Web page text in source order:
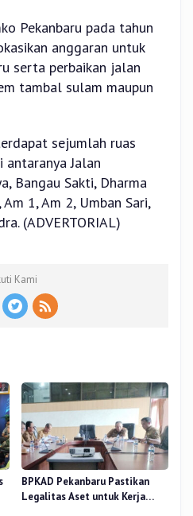
Pekanbaru pada tahun
anggaran untuk
serta perbaikan jalan
tambal sulam maupun
sejumlah ruas
antaranya Jalan
Bangau Sakti, Dharma
1, Am 2, Umban Sari,
(ADVERTORIAL)
Kami
BPKAD Pekanbaru Pastikan
Legalitas Aset untuk Kerja